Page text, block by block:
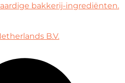
bakkerij-ingrediënten.